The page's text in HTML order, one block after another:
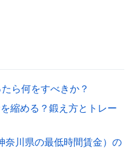
ら何をすべきか？
縮める？鍛え方とトレー
奈川県の最低時間賃金）の